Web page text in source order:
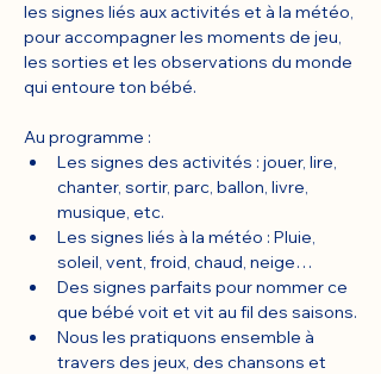
les signes liés aux activités et à la météo,
pour accompagner les moments de jeu,
les sorties et les observations du monde
qui entoure ton bébé.
Au programme :
Les signes des activités : jouer, lire,
chanter, sortir, parc, ballon, livre,
musique, etc.
Les signes liés à la météo : Pluie,
soleil, vent, froid, chaud, neige…
Des signes parfaits pour nommer ce
que bébé voit et vit au fil des saisons.
Nous les pratiquons ensemble à
travers des jeux, des chansons et